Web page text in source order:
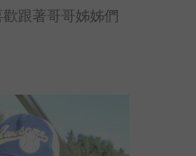
歡跟著哥哥姊姊們